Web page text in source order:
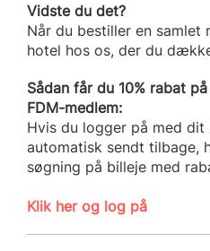
Vidste du det?
Når du bestiller en samlet
hotel hos os, der du
Sådan får du 10% rabat
FDM-medlem:
Hvis du logger på med dit
automatisk sendt tilbage,
søgning på billeje med
Klik her og log på